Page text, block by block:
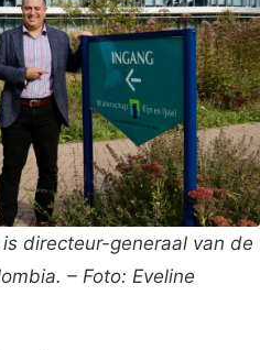
directeur-generaal van de
– Foto: Eveline